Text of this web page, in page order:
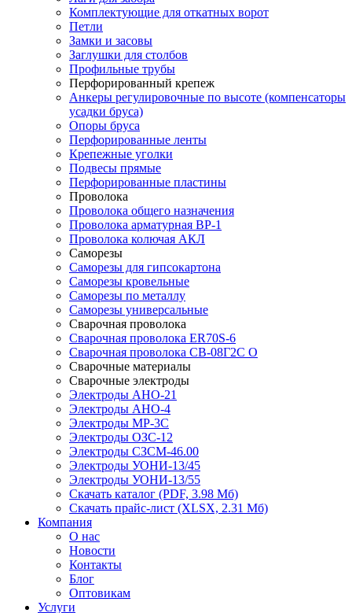
Комплектующие для откатных ворот
Петли
Замки и засовы
Заглушки для столбов
Профильные трубы
Перфорированный крепеж
Анкеры регулировочные по высоте (компенсаторы
усадки бруса)
Опоры бруса
Перфорированные ленты
Крепежные уголки
Подвесы прямые
Перфорированные пластины
Проволока
Проволока общего назначения
Проволока арматурная ВР-1
Проволока колючая АКЛ
Саморезы
Саморезы для гипсокартона
Саморезы кровельные
Саморезы по металлу
Саморезы универсальные
Сварочная проволока
Сварочная проволока ER70S-6
Сварочная проволока СВ-08Г2С О
Сварочные материалы
Сварочные электроды
Электроды АНО-21
Электроды АНО-4
Электроды МР-3С
Электроды ОЗС-12
Электроды СЗСМ-46.00
Электроды УОНИ-13/45
Электроды УОНИ-13/55
Скачать каталог (PDF, 3.98 Мб)
Скачать прайс-лист (XLSX, 2.31 Мб)
Компания
О нас
Новости
Контакты
Блог
Оптовикам
Услуги